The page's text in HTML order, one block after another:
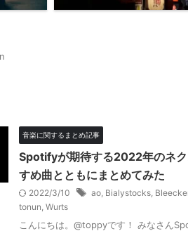
音楽に関するまとめ記事
Spotifyが期待する2022年のネ
すめ曲とともにまとめてみた
2022/3/10 ao Bialystocks
tonun Wurts
こんにちは。@toppyです！ みなさん